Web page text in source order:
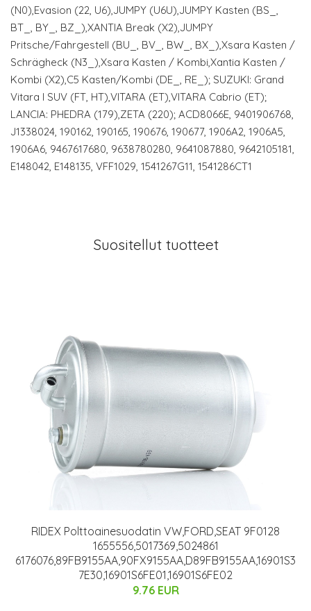
(N0),Evasion (22, U6),JUMPY (U6U),JUMPY Kasten (BS_,
BT_, BY_, BZ_),XANTIA Break (X2),JUMPY
Pritsche/Fahrgestell (BU_, BV_, BW_, BX_),Xsara Kasten /
Schrägheck (N3_),Xsara Kasten / Kombi,Xantia Kasten /
Kombi (X2),C5 Kasten/Kombi (DE_, RE_); SUZUKI: Grand
Vitara I SUV (FT, HT),VITARA (ET),VITARA Cabrio (ET);
LANCIA: PHEDRA (179),ZETA (220); ACD8066E, 9401906768,
J1338024, 190162, 190165, 190676, 190677, 1906A2, 1906A5,
1906A6, 9467617680, 9638780280, 9641087880, 9642105181,
E148042, E148135, VFF1029, 1541267G11, 1541286CT1
Suositellut tuotteet
RIDEX Polttoainesuodatin VW,FORD,SEAT 9F0128
1655556,5017369,5024861
6176076,89FB9155AA,90FX9155AA,D89FB9155AA,16901S3
7E30,16901S6FE01,16901S6FE02
9.76 EUR